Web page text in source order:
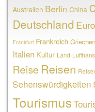
Australien Berlin China
Deutschland
Frankfurt Frankreich
Italien Kultur Land
Reise Reisen
Sehenswürdigkeiten
Tourismus